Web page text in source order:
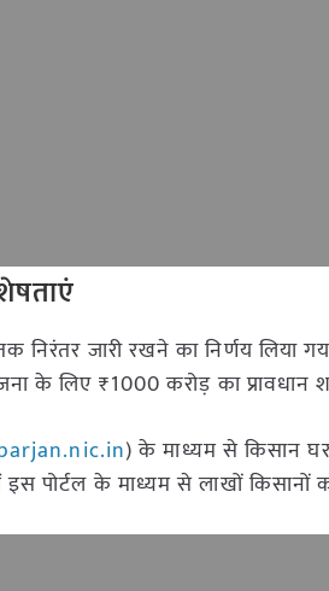
निरंतर जारी रखने का निर्णय लिया
के लिए ₹1000 करोड़ का प्रावधान
) के माध्यम से किसान
पोर्टल के माध्यम से लाखों किसानों